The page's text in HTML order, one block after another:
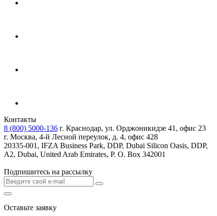
Контакты
8 (800) 5000-136 г. Краснодар, ул. Орджоникидзе 41, офис 23
г. Москва, 4-й Лесной переулок, д. 4, офис 428
20335-001, IFZA Business Park, DDP, Dubai Silicon Oasis, DDP,
A2, Dubai, United Arab Emirates, P. O. Box 342001
Подпишитесь на рассылку
Оставьте заявку